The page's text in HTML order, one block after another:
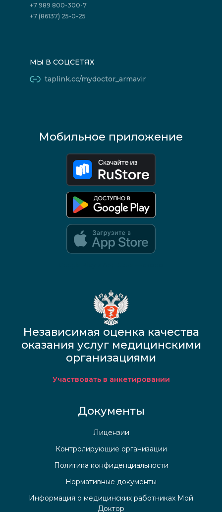
+7 989 800-300-7
+7 (86137) 25-0-25
МЫ В СОЦСЕТЯХ
taplink.cc/mydoctor_armavir
Мобильное приложение
Независимая оценка качества
оказания услуг медицинскими
организациями
Участвовать в анкетировании
Документы
Лицензии
Контролирующие организации
Политика конфиденциальности
Нормативные документы
Информация о медицинских работниках Мой
Доктор